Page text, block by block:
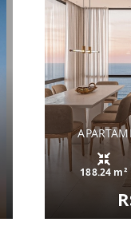
188.24 m²